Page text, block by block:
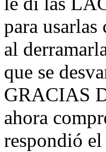
para usarlas
al
que se
GRACIAS
ahora
respondió